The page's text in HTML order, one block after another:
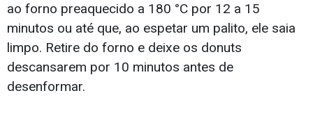
ao forno preaquecido a 180 °C por 12 a 15
minutos ou até que, ao espetar um palito, ele saia
limpo. Retire do forno e deixe os donuts
descansarem por 10 minutos antes de
desenformar.